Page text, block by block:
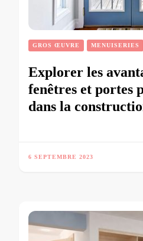
GROS ŒUVRE MENUISERIES
Explorer les
fenêtres et portes
dans la
6 SEPTEMBRE 2023